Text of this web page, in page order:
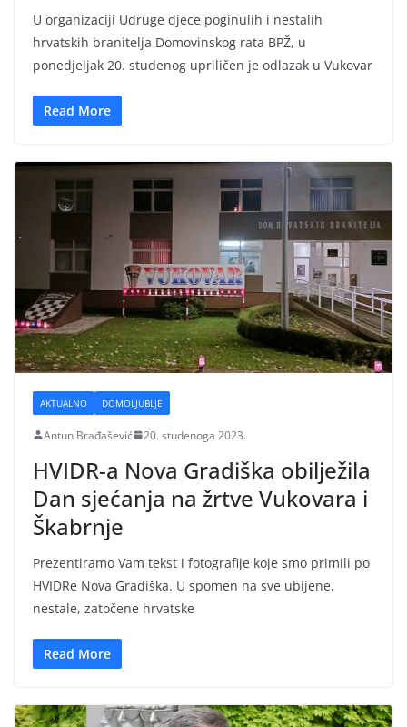
U organizaciji Udruge djece poginulih i nestalih
hrvatskih branitelja Domovinskog rata BPŽ, u
ponedjeljak 20. studenog upriličen je odlazak u Vukovar
Read More
AKTUALNO DOMOLJUBLJE
Antun Brađašević 20. studenoga 2023.
HVIDR-a Nova Gradiška obilježila
Dan sjećanja na žrtve Vukovara i
Škabrnje
Prezentiramo Vam tekst i fotografije koje smo primili po
HVIDRe Nova Gradiška. U spomen na sve ubijene,
nestale, zatočene hrvatske
Read More